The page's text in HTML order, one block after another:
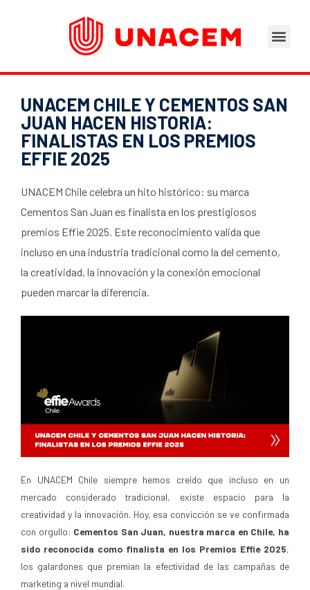
UNACEM CHILE Y CEMENTOS SAN
JUAN HACEN HISTORIA:
FINALISTAS EN LOS PREMIOS
EFFIE 2025
UNACEM Chile celebra un hito histórico: su marca
Cementos San Juan es finalista en los prestigiosos
premios Effie 2025. Este reconocimiento valida que
incluso en una industria tradicional como la del cemento,
la creatividad, la innovación y la conexión emocional
pueden marcar la diferencia.
En UNACEM Chile siempre hemos creído que incluso en un
mercado considerado tradicional, existe espacio para la
creatividad y la innovación. Hoy, esa convicción se ve confirmada
con orgullo: Cementos San Juan, nuestra marca en Chile, ha
sido reconocida como finalista en los Premios Effie 2025,
los galardones que premian la efectividad de las campañas de
marketing a nivel mundial.